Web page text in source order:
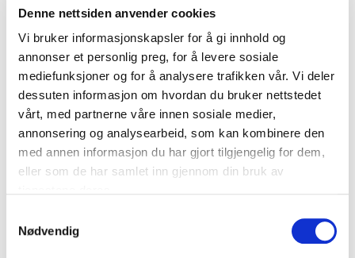
Denne nettsiden anvender cookies
Vi bruker informasjonskapsler for å gi innhold og
annonser et personlig preg, for å levere sosiale
mediefunksjoner og for å analysere trafikken vår. Vi deler
dessuten informasjon om hvordan du bruker nettstedet
vårt, med partnerne våre innen sosiale medier,
annonsering og analysearbeid, som kan kombinere den
med annen informasjon du har gjort tilgjengelig for dem,
eller som de har samlet inn gjennom din bruk av
Nødvendig
Vekt pr. stk.: 58,25 kg
Tilkjøp
Tilbehør
Festgørelsesbeslag B13324K
Pris fra 15,00 DKK